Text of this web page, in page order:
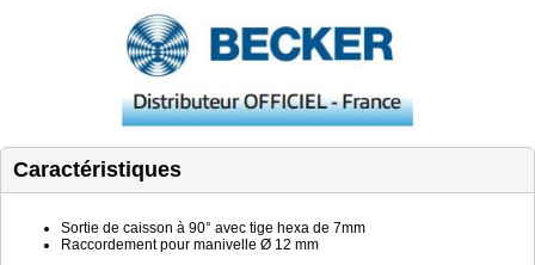
Caractéristiques
Sortie de caisson à 90° avec tige hexa de 7mm
Raccordement pour manivelle Ø 12 mm